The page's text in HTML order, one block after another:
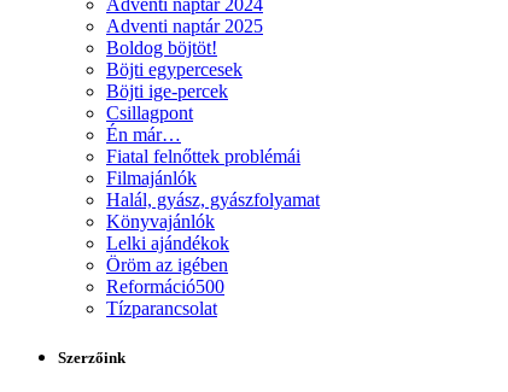
Adventi naptár 2025
Boldog böjtöt!
Böjti egypercesek
Böjti ige-percek
Csillagpont
Én már…
Fiatal felnőttek problémái
Filmajánlók
Halál, gyász, gyászfolyamat
Könyvajánlók
Lelki ajándékok
Öröm az igében
Reformáció500
Tízparancsolat
Szerzőink